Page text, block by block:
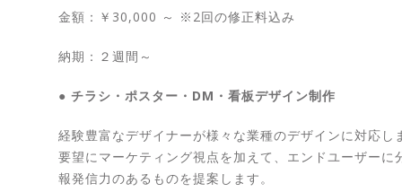
金額：￥30,000 ～ ※2回の修正料込み
納期：２週間～
● チラシ・ポスター・DM・看板デザイン制作
経験豊富なデザイナーが様々な業種のデザインに対応し
要望にマーケティング視点を加えて、エンドユーザーに
報発信力のあるものを提案します。